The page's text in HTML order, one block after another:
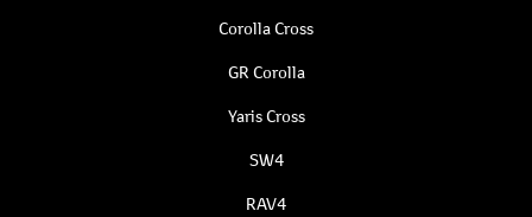
Corolla Cross
GR Corolla
Yaris Cross
SW4
RAV4